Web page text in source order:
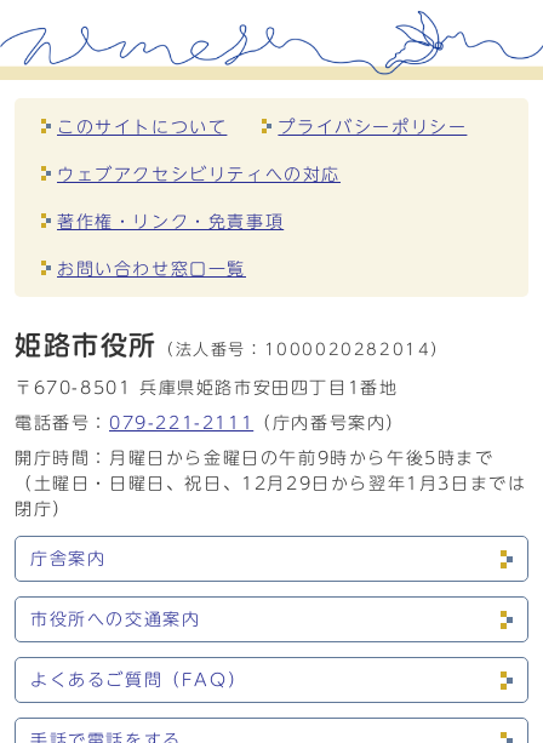
このサイトについて プライバシーポリシー
ウェブアクセシビリティへの対応
著作権・リンク・免責事項
お問い合わせ窓口一覧
姫路市役所 （法人番号： 1000020282014）
〒670-8501 兵庫県姫路市安田四丁目1番地
電話番号： 079-221-2111
（庁内番号案内）
開庁時間：月曜日から金曜日の午前9時から午後5時まで
（土曜日・日曜日、祝日、12月29日から翌年1月3日までは
閉庁）
庁舎案内
市役所への交通案内
よくあるご質問（FAQ）